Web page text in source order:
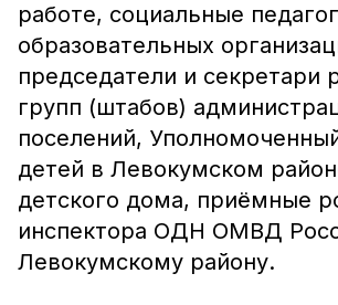
работе, социальные
образовательных
председатели и секретари
групп (штабов)
поселений,
детей в Левокумском
детского дома, приёмные
инспектора ОДН ОМВД
Левокумскому району.